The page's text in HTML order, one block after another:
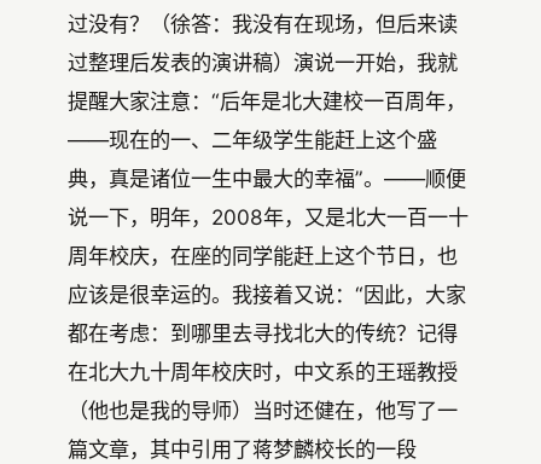
过没有？（徐答：我没有在现场，但后来读
过整理后发表的演讲稿）演说一开始，我就
提醒大家注意：“后年是北大建校一百周年，
——现在的一、二年级学生能赶上这个盛
典，真是诸位一生中最大的幸福”。——顺便
说一下，明年，2008年，又是北大一百一十
周年校庆，在座的同学能赶上这个节日，也
应该是很幸运的。我接着又说：“因此，大家
都在考虑：到哪里去寻找北大的传统？记得
在北大九十周年校庆时，中文系的王瑶教授
（他也是我的导师）当时还健在，他写了一
篇文章，其中引用了蒋梦麟校长的一段